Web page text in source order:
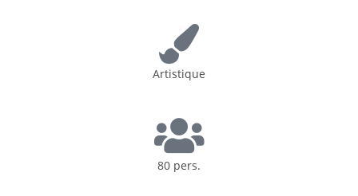
Artistique
80 pers.